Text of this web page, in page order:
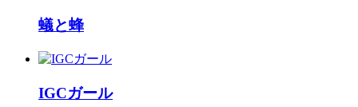
蟻と蜂
IGCガール